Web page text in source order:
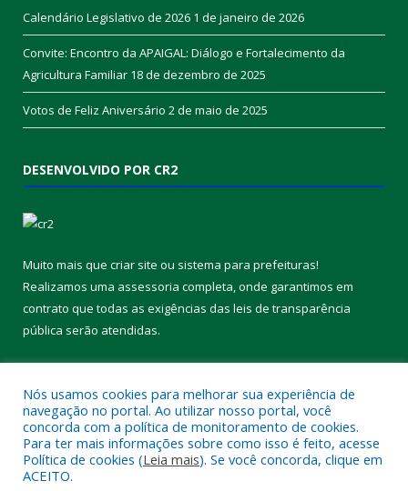
Calendário Legislativo de 2026 1 de janeiro de 2026
Convite: Encontro da APAIGAL: Diálogo e Fortalecimento da
Agricultura Familiar 18 de dezembro de 2025
Votos de Feliz Aniversário 2 de maio de 2025
DESENVOLVIDO POR CR2
Muito mais que criar site ou sistema para prefeituras!
Realizamos uma assessoria completa, onde garantimos em
contrato que todas as exigências das leis de transparência
pública serão atendidas.
Todos os direitos reservados a Câmara Municipal de Melgaço.
Nós usamos cookies para melhorar sua experiência de
navegação no portal. Ao utilizar nosso portal, você
concorda com a política de monitoramento de cookies.
Para ter mais informações sobre como isso é feito, acesse
Política de cookies (Leia mais). Se você concorda, clique em
ACEITO.